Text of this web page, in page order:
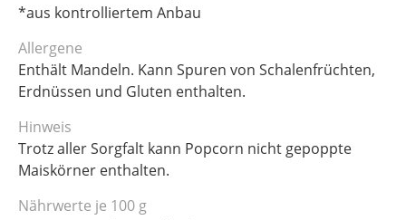
*aus kontrolliertem Anbau
Allergene
Enthält Mandeln. Kann Spuren von Schalenfrüchten,
Erdnüssen und Gluten enthalten.
Hinweis
Trotz aller Sorgfalt kann Popcorn nicht gepoppte
Maiskörner enthalten.
Nährwerte je 100 g